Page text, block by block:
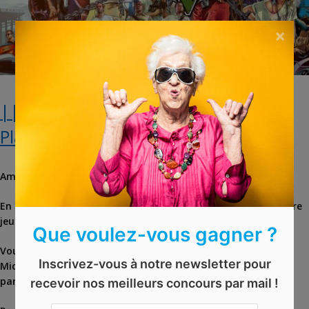
|| EXPIRÉ || Jeu video GTA 5 sur
Playstation à gagner
Amateur de jeux d’action-aventure ?
En ce moment, vous avez la possibilité de remporter le célèbre
jeu
Vous vous placerez dans la peau de 3 personnages inédits :
Michael, Trevor et Franklin. Les braquages et missions font
partie du quotidien de ces criminels.
Que voulez-vous gagner ?
Inscrivez-vous à notre newsletter pour
recevoir nos meilleurs concours par mail !
×